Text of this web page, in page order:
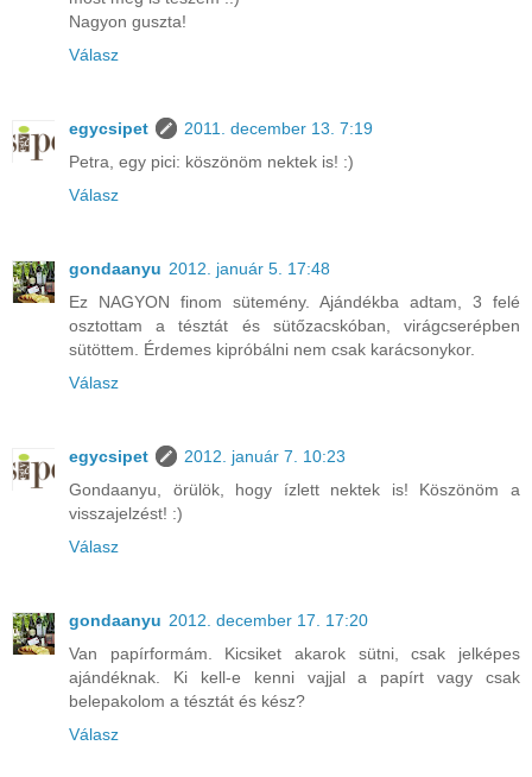
Nagyon guszta!
Válasz
egycsipet
2011. december 13. 7:19
Petra, egy pici: köszönöm nektek is! :)
Válasz
gondaanyu 2012. január 5. 17:48
Ez NAGYON finom sütemény. Ajándékba adtam, 3 felé
osztottam a tésztát és sütőzacskóban, virágcserépben
sütöttem. Érdemes kipróbálni nem csak karácsonykor.
Válasz
egycsipet
2012. január 7. 10:23
Gondaanyu, örülök, hogy ízlett nektek is! Köszönöm a
visszajelzést! :)
Válasz
gondaanyu 2012. december 17. 17:20
Van papírformám. Kicsiket akarok sütni, csak jelképes
ajándéknak. Ki kell-e kenni vajjal a papírt vagy csak
belepakolom a tésztát és kész?
Válasz